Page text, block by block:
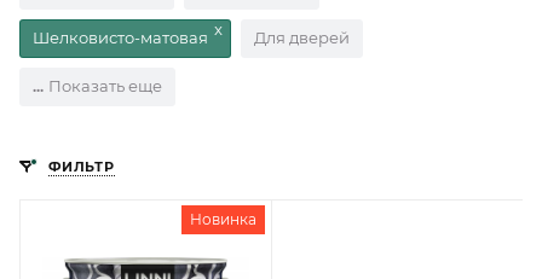
Шелковисто-матовая Для дверей
Показать еще
ФИЛЬТР
Новинка